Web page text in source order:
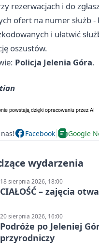
rezerwacjach i do
ofert na numer służb
i ułatwić
oszustów.
Policja Jelenia Góra.
Facebook Google
wydarzenia
18 sierpnia 2026, 18:00
CIAŁOŚĆ – zajęcia
20 sierpnia 2026, 16:00
Podróże po Jeleniej
przyrodniczy